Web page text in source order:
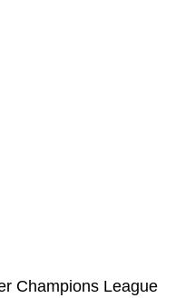
Champions League